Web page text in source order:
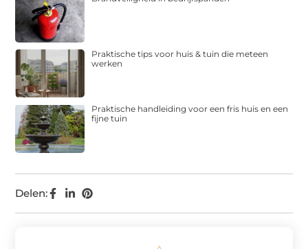
Delen:
Praktische tips voor huis & tuin die meteen
werken
Praktische handleiding voor een fris huis en een
fijne tuin